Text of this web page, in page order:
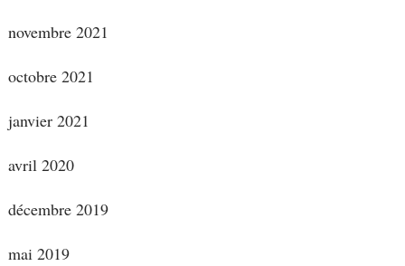
novembre 2021
octobre 2021
janvier 2021
avril 2020
décembre 2019
mai 2019